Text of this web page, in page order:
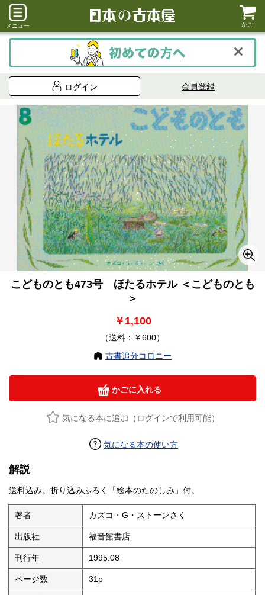
メニュー かご
ログイン 会員登録
こどものとも473号 ほたるホテル ＜こどものとも
＞
￥1,100
（送料：￥600）
古書追分コロニー
かごに入れる
気になる本に追加（ログインで利用可能）
気になる本の使い方
解説
送料込み。折り込みふろく「絵本のたのしみ」付。
著者 カズコ・G・ストーンさく
出版社 福音館書店
刊行年 1995.08
ページ数 31p